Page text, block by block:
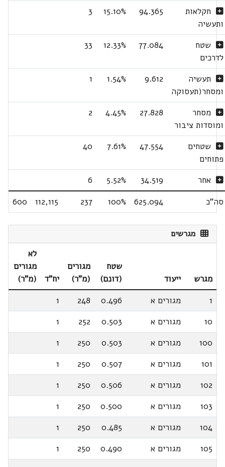
חקלאות
ותעשיה
94.365
15.10%
3
שטח
לדרכים
77.084
12.33%
33
תעשיה
ומסחר(תעסוקה
9.612
1.54%
1
מסחר
ומוסדות ציבור
27.828
4.45%
2
שטחים
פתוחים
47.554
7.61%
40
אחר 34.519
5.52%
6
סה"כ
625.094
100%
237
112,115
600
מגרשים
מגרש ייעוד
שטח
(דונם)
מגורים
(מ"ר)
יח"ד
לא
מגורים
(מ"ר)
1
מגורים א 0.496
248
1
10
מגורים א 0.503
252
1
100
מגורים א 0.503
250
1
101
מגורים א 0.507
250
1
102
מגורים א 0.506
250
1
103
מגורים א 0.500
250
1
104
מגורים א 0.485
250
1
105
מגורים א 0.490
250
1